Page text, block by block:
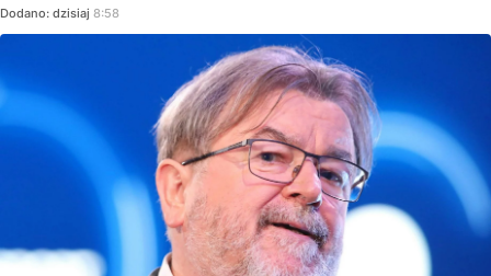
Dodano: dzisiaj 8:58